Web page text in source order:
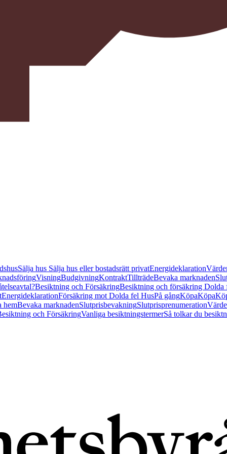
Sälja hus Sälja hus eller bostadsrätt privatEnergideklaration
VisningBudgivningKontraktTillträdeBevaka marknaden
Besiktning och FörsäkringBesiktning och försäkring
EnergideklarationFörsäkring mot Dolda fel HusPå gångKöpaKöpa
hemBevaka marknadenSlutprisbevakningSlutprisprenumeration
och FörsäkringVanliga besiktningstermerSå tolkar du